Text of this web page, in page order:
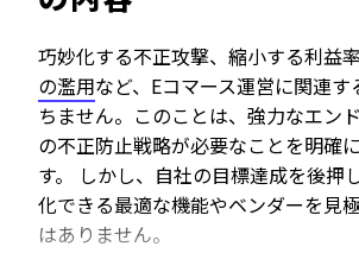
巧妙化する不正攻撃、縮小する利益率
の濫用など、Eコマース運営に関連
ちません。このことは、強力なエン
の不正防止戦略が必要なことを明確
す。 しかし、自社の目標達成を後押
化できる最適な機能やベンダーを見
はありません。